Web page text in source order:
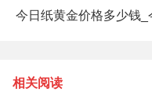
今日纸黄金价格多少钱
相关阅读